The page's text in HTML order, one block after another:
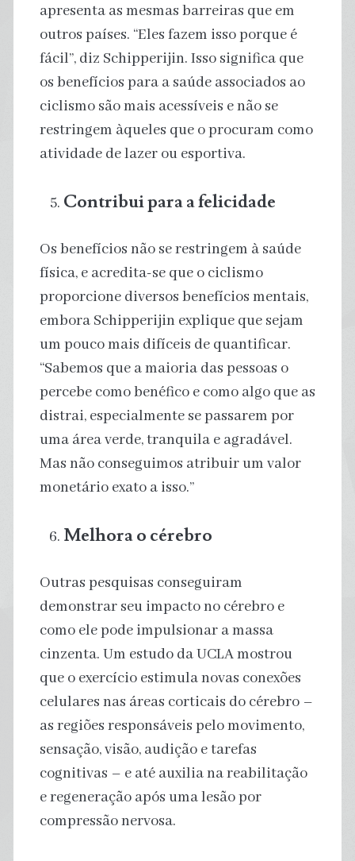
apresenta as mesmas barreiras que em
outros países. “Eles fazem isso porque é
fácil”, diz Schipperijin. Isso significa que
os benefícios para a saúde associados ao
ciclismo são mais acessíveis e não se
restringem àqueles que o procuram como
atividade de lazer ou esportiva.
Contribui para a felicidade
Os benefícios não se restringem à saúde
física, e acredita-se que o ciclismo
proporcione diversos benefícios mentais,
embora Schipperijin explique que sejam
um pouco mais difíceis de quantificar.
“Sabemos que a maioria das pessoas o
percebe como benéfico e como algo que as
distrai, especialmente se passarem por
uma área verde, tranquila e agradável.
Mas não conseguimos atribuir um valor
monetário exato a isso.”
Melhora o cérebro
Outras pesquisas conseguiram
demonstrar seu impacto no cérebro e
como ele pode impulsionar a massa
cinzenta. Um estudo da UCLA mostrou
que o exercício estimula novas conexões
celulares nas áreas corticais do cérebro –
as regiões responsáveis ​​pelo movimento,
sensação, visão, audição e tarefas
cognitivas – e até auxilia na reabilitação
e regeneração após uma lesão por
compressão nervosa.